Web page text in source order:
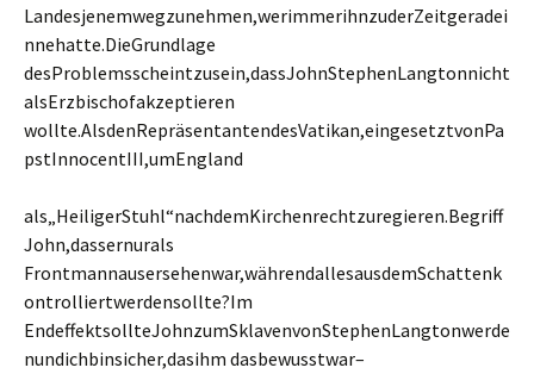
Landesjenemwegzunehmen,werimmerihnzuderZeitgeradei
nnehatte.DieGrundlage
desProblemsscheintzusein,dassJohnStephenLangtonnicht
alsErzbischofakzeptieren
wollte.AlsdenRepräsentantendesVatikan,eingesetztvonPa
pstInnocentIII,umEngland
als„HeiligerStuhl“nachdemKirchenrechtzuregieren.Begriff
John,dassernurals
Frontmannausersehenwar,währendallesausdemSchattenk
ontrolliertwerdensollte?Im
EndeffektsollteJohnzumSklavenvonStephenLangtonwerde
nundichbinsicher,dasihm dasbewusstwar–